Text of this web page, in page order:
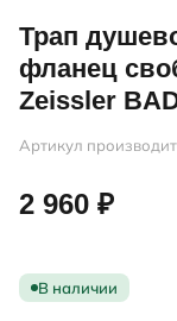
Трап
фланец
Zeissler
Артикул
2 960 ₽
В наличии